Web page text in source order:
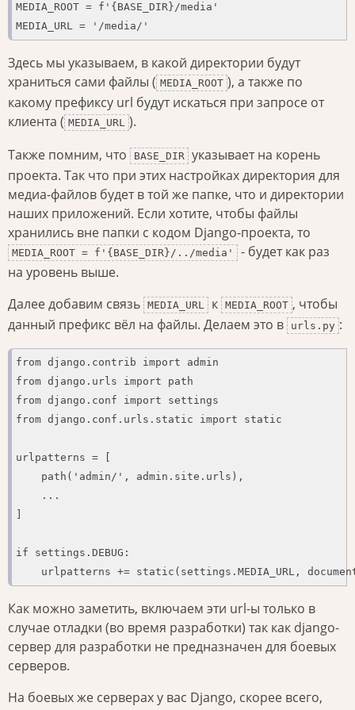
MEDIA_ROOT = f'{BASE_DIR}/media'
MEDIA_URL = '/media/'
Здесь мы указываем, в какой директории будут
храниться сами файлы ( MEDIA_ROOT ), а также по
какому префиксу url будут искаться при запросе от
клиента ( MEDIA_URL ).
Также помним, что
BASE_DIR указывает на корень
проекта. Так что при этих настройках директория для
медиа-файлов будет в той же папке, что и директории
наших приложений. Если хотите, чтобы файлы
хранились вне папки с кодом Django-проекта, то
MEDIA_ROOT = f'{BASE_DIR}/../media'
- будет как раз
на уровень выше.
Далее добавим связь MEDIA_URL к MEDIA_ROOT , чтобы
данный префикс вёл на файлы. Делаем это в
urls.py :
from django.contrib import admin
from django.urls import path
from django.conf import settings
from django.conf.urls.static import static
urlpatterns = [
    path('admin/', admin.site.urls),
    ...
if settings.DEBUG:
urlpatterns += static(settings.MEDIA_URL,
Как можно заметить, включаем эти url-ы только в
случае отладки (во время разработки) так как django-
сервер для разработки не предназначен для боевых
серверов.
На боевых же серверах у вас Django, скорее всего,